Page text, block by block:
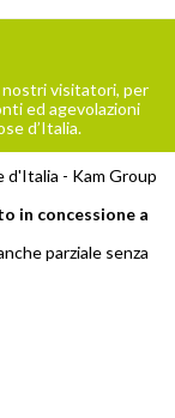
visitatori, per
ed agevolazioni
d’Italia.
d'Italia - Kam Group
in concessione a
parziale senza